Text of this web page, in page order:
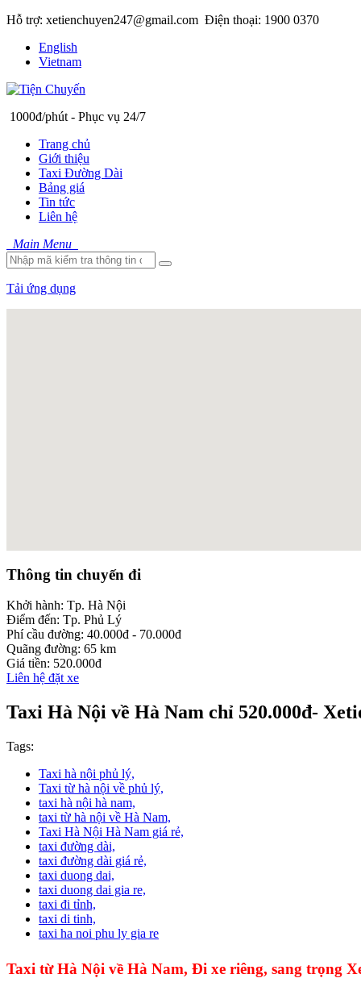
Hỗ trợ: xetienchuyen247@gmail.com Điện thoại: 1900 0370
English
Vietnam
1000đ/phút - Phục vụ 24/7
Trang chủ
Giới thiệu
Taxi Đường Dài
Bảng giá
Tin tức
Liên hệ
Main Menu
Tải ứng dụng
add link to a web directory
Thông tin chuyến đi
Khởi hành: Tp. Hà Nội
Điểm đến: Tp. Phủ Lý
Phí cầu đường: 40.000đ - 70.000đ
Quãng đường: 65 km
Giá tiền: 520.000đ
Liên hệ đặt xe
Taxi Hà Nội về Hà Nam chỉ 520.000đ-
Tags:
Taxi hà nội phủ lý,
Taxi từ hà nội về phủ lý,
taxi hà nội hà nam,
taxi từ hà nội về Hà Nam,
Taxi Hà Nội Hà Nam giá rẻ,
taxi đường dài,
taxi đường dài giá rẻ,
taxi duong dai,
taxi duong dai gia re,
taxi đi tỉnh,
taxi di tinh,
taxi ha noi phu ly gia re
Taxi từ Hà Nội về Hà Nam, Đi xe riêng, sang trọng